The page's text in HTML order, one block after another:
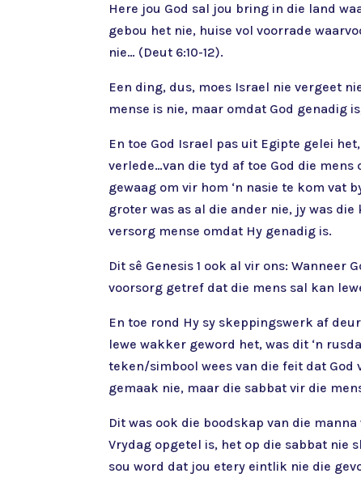
Here jou God sal jou bring in die land
gebou het nie, huise vol voorrade
nie… (Deut 6:10-12).
Een ding, dus, moes Israel nie vergeet
mense is nie, maar omdat God genadig
En toe God Israel pas uit Egipte gelei
verlede…van die tyd af toe God die
gewaag om vir hom ‘n nasie te kom vat
groter was as al die ander nie, jy was
versorg mense omdat Hy genadig is.
Dit sê Genesis 1 ook al vir ons:
voorsorg getref dat die mens sal kan
En toe rond Hy sy skeppingswerk af
lewe wakker geword het, was dit ‘n
teken/simbool wees van die feit dat God
gemaak nie, maar die sabbat vir die
Dit was ook die boodskap van die
Vrydag opgetel is, het op die sabbat nie
sou word dat jou etery eintlik nie die